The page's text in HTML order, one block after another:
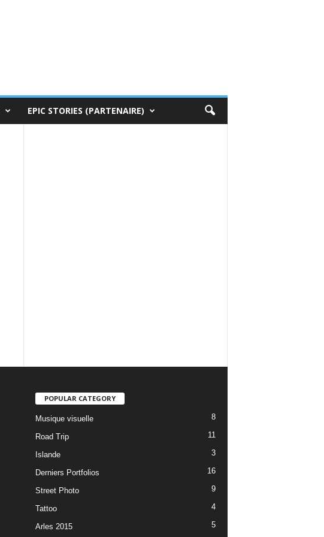
EPIC STORIES (PARTENAIRE)
POPULAR CATEGORY
Musique visuelle 8
Road Trip 11
Islande 3
Derniers Portfolios 16
Street Photo 9
Tattoo 4
Arles 2015 5